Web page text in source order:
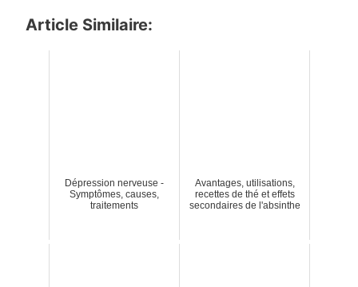
Article Similaire:
Dépression nerveuse -
Symptômes, causes,
traitements
Avantages, utilisations,
recettes de thé et effets
secondaires de l'absinthe